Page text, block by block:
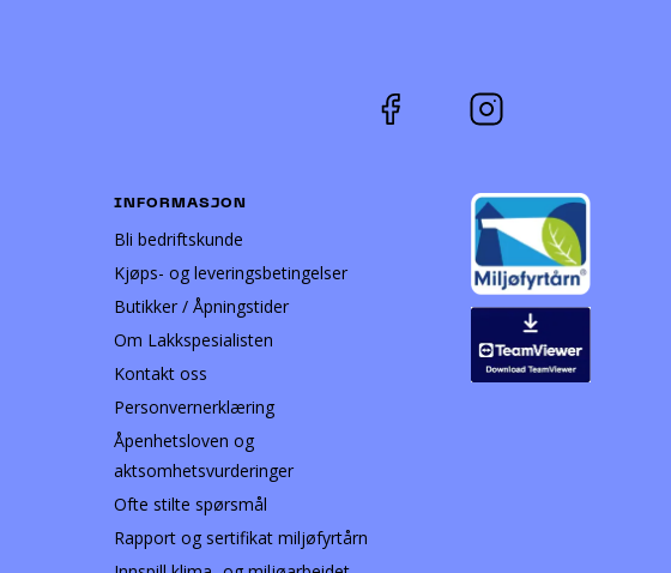
INFORMASJON
Bli bedriftskunde
Kjøps- og leveringsbetingelser
Butikker / Åpningstider
Om Lakkspesialisten
Kontakt oss
Personvernerklæring
Åpenhetsloven og
aktsomhetsvurderinger
Ofte stilte spørsmål
Rapport og sertifikat miljøfyrtårn